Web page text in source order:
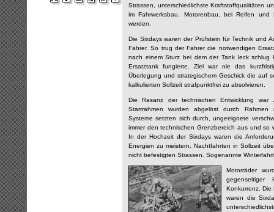
Strassen, unterschiedlichste Kraftstoffqualitäten
im Fahrwerksbau, Motorenbau, bei Reifen und
werden.
Die Sixdays waren der Prüfstein für Technik und
Fahrer. So trug der Fahrer die notwendigen
nach einem Sturz bei dem der Tank leck schlug
Ersatztank fungierte. Ziel war nie das
Überlegung und strategischem Geschick die auf
kalkulierten Sollzeit strafpunktfrei zu absolvieren.
Die Rasanz der technischen Entwicklung
Starrrahmen wurden abgelöst durch Rahmen
Systeme setzten sich durch, ungeeignete
immer den technischen Grenzbereich aus und
In der Hochzeit der Sixdays waren die
Energien zu meistern. Nachtfahrten in Sollzeit
nicht befestigten Strassen. Sogenannte
Motorräder
Konkurrenz.
waren die